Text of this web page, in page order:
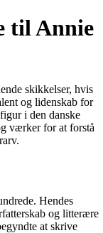
til Annie
skikkelser, hvis
og lidenskab for
i den danske
værker for at forstå
Hendes
og litterære
at skrive